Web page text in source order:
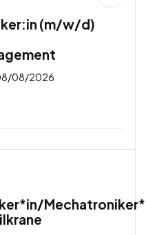
(m/w/d)
08/2026